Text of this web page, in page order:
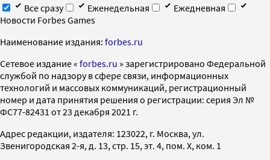
Все сразу
Еженедельная
Ежедневная
Новости Forbes Games
Наименование издания: forbes.ru
Cетевое издание « forbes.ru » зарегистрировано Федеральной
службой по надзору в сфере связи, информационных
технологий и массовых коммуникаций, регистрационный
номер и дата принятия решения о регистрации: серия Эл №
ФС77-82431 от 23 декабря 2021 г.
Адрес редакции, издателя: 123022, г. Москва, ул.
Звенигородская 2-я, д. 13, стр. 15, эт. 4, пом. X, ком. 1